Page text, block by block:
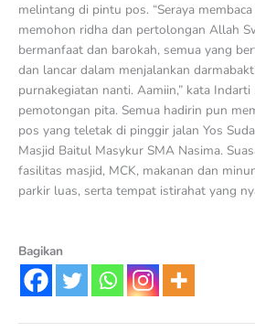
melintang di pintu pos. “Seraya
memohon ridha dan pertolongan Allah
bermanfaat dan barokah, semua yang
dan lancar dalam menjalankan
purnakegiatan nanti. Aamiin,” kata
pemotongan pita. Semua hadirin pun
pos yang teletak di pinggir jalan Yos
Masjid Baitul Masykur SMA Nasima.
fasilitas masjid, MCK, makanan dan
parkir luas, serta tempat istirahat yang
Bagikan